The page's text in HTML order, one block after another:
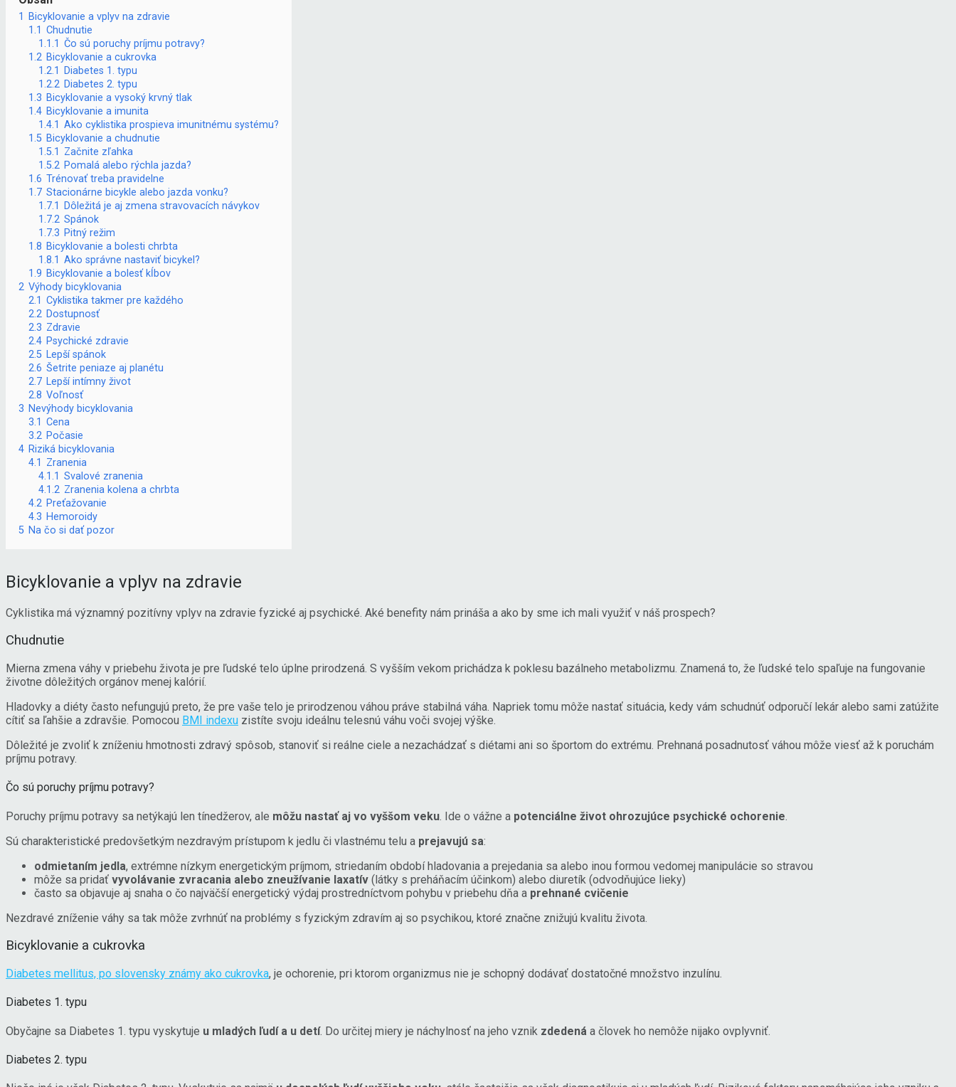
1
Bicyklovanie a vplyv na zdravie
1.1 Chudnutie
1.1.1 Čo sú poruchy príjmu potravy?
1.2 Bicyklovanie a cukrovka
1.2.1
Diabetes 1. typu
1.2.2 Diabetes 2. typu
1.3 Bicyklovanie a vysoký krvný tlak
1.4 Bicyklovanie a imunita
1.4.1 Ako cyklistika prospieva imunitnému systému?
1.5 Bicyklovanie a chudnutie
1.5.1 Začnite zľahka
1.5.2 Pomalá alebo rýchla jazda?
1.6 Trénovať treba pravidelne
1.7 Stacionárne bicykle alebo jazda vonku?
1.7.1
Dôležitá je aj zmena stravovacích návykov
1.7.2 Spánok
1.7.3 Pitný režim
1.8 Bicyklovanie a bolesti chrbta
1.8.1 Ako správne nastaviť bicykel?
1.9 Bicyklovanie a bolesť kĺbov
2 Výhody bicyklovania
2.1 Cyklistika takmer pre každého
2.2 Dostupnosť
2.3 Zdravie
2.4 Psychické zdravie
2.5 Lepší spánok
2.6 Šetrite peniaze aj planétu
2.7 Lepší intímny život
2.8 Voľnosť
3 Nevýhody bicyklovania
3.1 Cena
3.2 Počasie
4 Riziká bicyklovania
4.1 Zranenia
4.1.1 Svalové zranenia
4.1.2 Zranenia kolena a chrbta
4.2 Preťažovanie
4.3 Hemoroidy
5 Na čo si dať pozor
Bicyklovanie a vplyv na zdravie
Cyklistika má významný pozitívny vplyv na zdravie fyzické aj psychické. Aké benefity nám prináša a ako by sme ich mali využiť v náš prospech?
Chudnutie
Mierna zmena váhy v priebehu života je pre ľudské telo úplne prirodzená. S vyšším vekom prichádza k poklesu bazálneho metabolizmu. Znamená to, že ľudské telo spaľuje na fungovanie
životne dôležitých orgánov menej kalórií.
Hladovky a diéty často nefungujú preto, že pre vaše telo je prirodzenou váhou práve stabilná váha. Napriek tomu môže nastať situácia, kedy vám schudnúť odporučí lekár alebo sami zatúžite
cítiť sa ľahšie a zdravšie. Pomocou BMI indexu zistíte svoju ideálnu telesnú váhu voči svojej výške.
Dôležité je zvoliť k zníženiu hmotnosti zdravý spôsob, stanoviť si reálne ciele a nezachádzať s diétami ani so športom do extrému. Prehnaná posadnutosť váhou môže viesť až k poruchám
príjmu potravy.
Čo sú poruchy príjmu potravy?
Poruchy príjmu potravy sa netýkajú len tínedžerov, ale môžu nastať aj vo vyššom veku . Ide o vážne a potenciálne život ohrozujúce psychické ochorenie
Sú charakteristické predovšetkým nezdravým prístupom k jedlu či vlastnému telu a prejavujú sa:
odmietaním jedla, extrémne nízkym energetickým príjmom, striedaním období hladovania a prejedania sa alebo inou formou vedomej manipulácie so stravou
môže sa pridať vyvolávanie zvracania alebo zneužívanie laxatív (látky s preháňacím účinkom) alebo diuretík (odvodňujúce lieky)
často sa objavuje aj snaha o čo najväčší energetický výdaj prostredníctvom pohybu v priebehu dňa a prehnané cvičenie
Nezdravé zníženie váhy sa tak môže zvrhnúť na problémy s fyzickým zdravím aj so psychikou, ktoré značne znižujú kvalitu života.
Bicyklovanie a cukrovka
Diabetes mellitus, po slovensky známy ako cukrovka, je ochorenie, pri ktorom organizmus nie je schopný dodávať dostatočné množstvo inzulínu.
Diabetes 1. typu
Obyčajne sa Diabetes 1. typu vyskytuje u mladých ľudí a u detí. Do určitej miery je náchylnosť na jeho vznik zdedená a človek ho nemôže nijako ovplyvniť.
Diabetes 2. typu